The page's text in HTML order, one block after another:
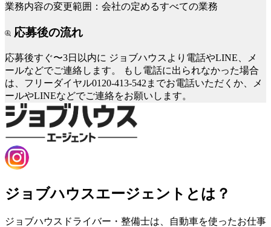
業務内容の変更範囲：会社の定めるすべての業務
応募後の流れ
応募後すぐ〜3日以内に ジョブハウスより電話やLINE、メ
ールなどでご連絡します。
もし電話に出られなかった場合
は、フリーダイヤル0120-413-542までお電話いただくか、メ
ールやLINEなどでご連絡をお願いします。
ジョブハウスエージェントとは？
ジョブハウスドライバー・整備士は、自動車を使ったお仕事